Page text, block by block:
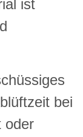
ist
bei
oder